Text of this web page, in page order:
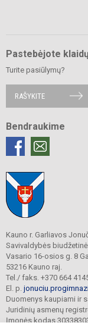
Pastebėjote
Turite pasiūlymų?
RAŠYKITE
Bendraukime
Kauno r. Garliavos
Savivaldybės
Vasario 16-osios g. 8
53216 Kauno raj.
Tel./ faks. +370 664
El. p.
Duomenys kaupiami ir
Juridinių asmenų
Įmonės kodas